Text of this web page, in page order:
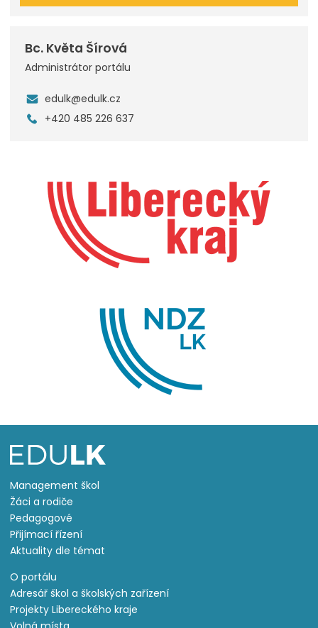
Bc. Květa Šírová
Administrátor portálu
edulk@edulk.cz
+420 485 226 637
Management škol
Žáci a rodiče
Pedagogové
Přijímací řízení
Aktuality dle témat
O portálu
Adresář škol a školských zařízení
Projekty Libereckého kraje